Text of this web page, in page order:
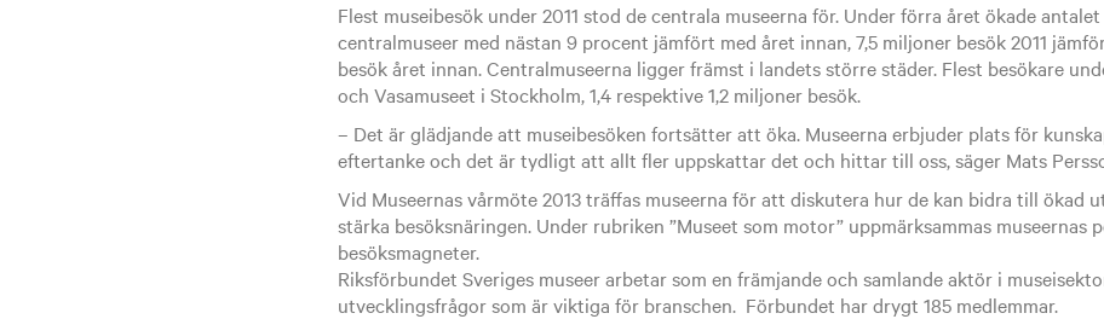
Flest museibesök under 2011 stod de centrala museerna för. Under förra året ökade
centralmuseer med nästan 9 procent jämfört med året innan, 7,5 miljoner besök 2011
besök året innan. Centralmuseerna ligger främst i landets större städer. Flest besökare
och Vasamuseet i Stockholm, 1,4 respektive 1,2 miljoner besök.
– Det är glädjande att museibesöken fortsätter att öka. Museerna erbjuder plats för
eftertanke och det är tydligt att allt fler uppskattar det och hittar till oss, säger Mats
Vid Museernas vårmöte 2013 träffas museerna för att diskutera hur de kan bidra till ökad
stärka besöksnäringen. Under rubriken ”Museet som motor” uppmärksammas museernas
besöksmagneter.
Riksförbundet Sveriges museer arbetar som en främjande och samlande aktör i
utvecklingsfrågor som är viktiga för branschen. Förbundet har drygt 185 medlemmar.